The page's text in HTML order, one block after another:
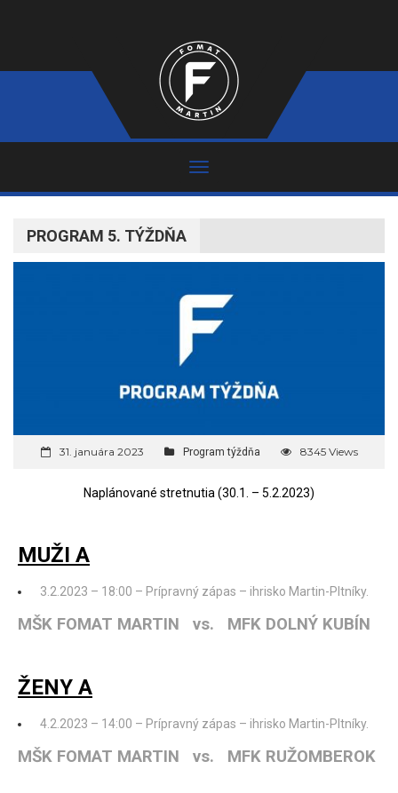
PROGRAM 5. TÝŽDŇA
31. januára 2023 Program týždňa 8345 Views
Naplánované stretnutia (30.1. – 5.2.2023)
MUŽI A
3.2.2023 – 18:00 – Prípravný zápas – ihrisko Martin-Pltníky.
MŠK FOMAT MARTIN vs. MFK DOLNÝ KUBÍN
ŽENY A
4.2.2023 – 14:00 – Prípravný zápas – ihrisko Martin-Pltníky.
MŠK FOMAT MARTIN vs. MFK RUŽOMBEROK